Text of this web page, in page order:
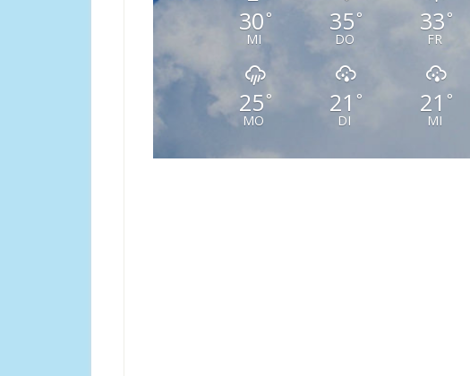
30 °
MI
35 °
DO
33 °
FR
25 °
MO
21 °
DI
21 °
MI